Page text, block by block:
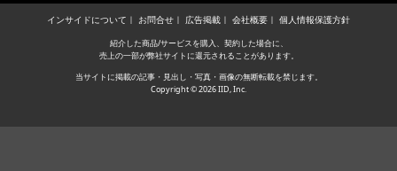
インサイドについて お問合せ 広告掲載 会社概要 個人情報保護方針
紹介した商品/サービスを購入、契約した場合に、
売上の一部が弊社サイトに還元されることがあります。
当サイトに掲載の記事・見出し・写真・画像の無断転載を禁じます。
Copyright © 2026 IID, Inc.